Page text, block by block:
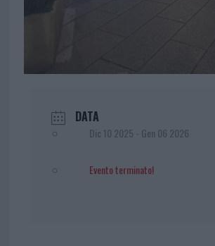
DATA
Dic 10 2025 - Gen 06 2026
Evento terminato!